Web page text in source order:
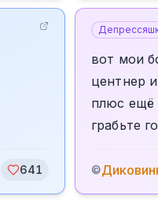
641
вот мои
центнер
плюс ещё
грабьте
©